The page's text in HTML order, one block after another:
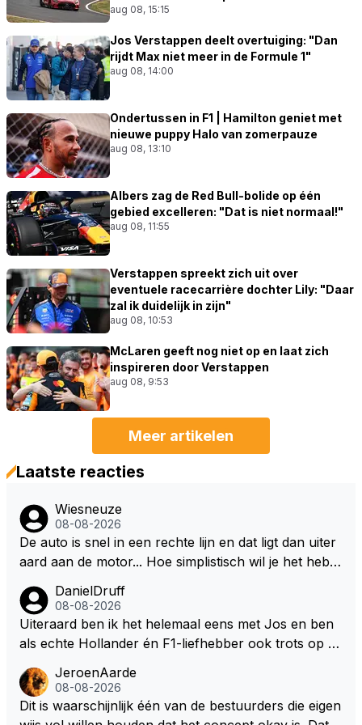
aug 08, 15:15
Jos Verstappen deelt overtuiging: "Dan
rijdt Max niet meer in de Formule 1"
aug 08, 14:00
Ondertussen in F1 | Hamilton geniet met
nieuwe puppy Halo van zomerpauze
aug 08, 13:10
Albers zag de Red Bull-bolide op één
gebied excelleren: "Dat is niet normaal!"
aug 08, 11:55
Verstappen spreekt zich uit over
eventuele racecarrière dochter Lily: "Daar
zal ik duidelijk in zijn"
aug 08, 10:53
McLaren geeft nog niet op en laat zich
inspireren door Verstappen
aug 08, 9:53
Meer artikelen
Laatste reacties
Wiesneuze
08-08-2026
De auto is snel in een rechte lijn en dat ligt dan uiter
aard aan de motor... Hoe simplistisch wil je het hebb
rstand ontzettend belangrijk. Heeft Red Bull bochtgri
p opgegeven voor topsnelheid? Dat is iets wat vaker
gebeurd is, zeker met Verstappen aan bet stuur.
DanielDruff
08-08-2026
Uiteraard ben ik het helemaal eens met Jos en ben
als echte Hollander én F1-liefhebber ook trots op de
aatste tijd kriebelt bij mij toch de wens dat hij nog een
s een knappe auto van Red Bull krijgt, waarmee hij d
ie laatste paar records van Lewis 'ik-reed-in-een-Me
JeroenAarde
08-08-2026
Dit is waarschijnlijk één van de bestuurders die eigen